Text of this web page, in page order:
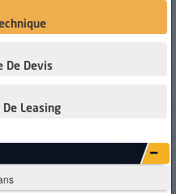
De Devis
Leasing